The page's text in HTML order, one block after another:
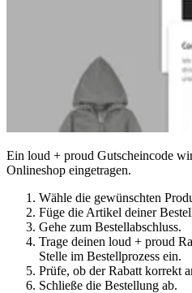
Ein loud + proud Gutscheincode
Onlineshop eingetragen.
Wähle die gewünschten
Füge die Artikel deiner
Gehe zum Bestellabschluss.
Trage deinen loud + proud
Stelle im Bestellprozess ein.
Prüfe, ob der Rabatt korrekt
Schließe die Bestellung ab.